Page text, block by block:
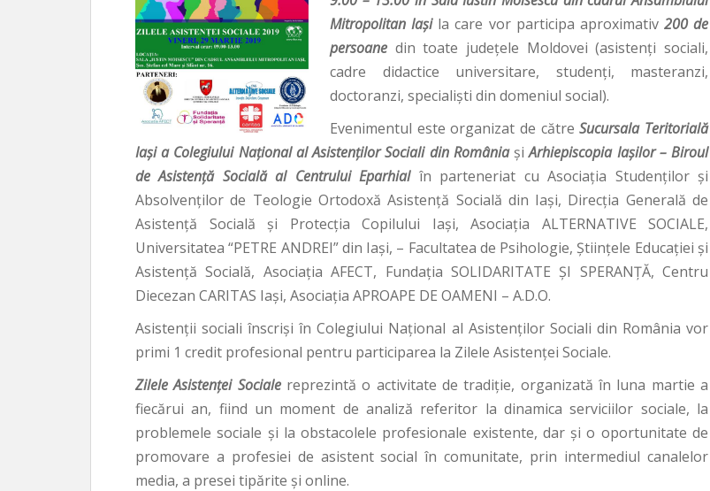
Mitropolitan Iași la care vor participa aproximativ 200 de
persoane din toate județele Moldovei (asistenţi sociali,
cadre didactice universitare, studenţi, masteranzi,
doctoranzi, specialiști din domeniul social).
Evenimentul este organizat de cătreSucursala Teritorială
Iași a Colegiului Național al Asistenților Sociali din RomâniașiArhiepiscopia Iașilor – Biroul
de Asistență Socială al Centrului Eparhialîn parteneriat cu Asociația Studenților și
Absolvenților de Teologie Ortodoxă Asistență Socială din Iași, Direcţia Generală de
Asistenţă Socială şi Protecţia Copilului Iaşi, Asociația ALTERNATIVE SOCIALE,
Universitatea “PETRE ANDREI” din Iași, – Facultatea de Psihologie, Științele Educației și
Asistență Socială, Asociația AFECT, Fundația SOLIDARITATE ȘI SPERANȚĂ, Centru
Diecezan CARITAS Iași, Asociația APROAPE DE OAMENI – A.D.O.
Asistenţii sociali înscrişi în Colegiului Naţional al Asistenţilor Sociali din România vor
primi 1 credit profesional pentru participarea la Zilele Asistenţei Sociale.
Zilele Asistenţei Socialereprezintă o activitate de tradiție, organizată în luna martie a
fiecărui an, fiind un moment de analiză referitor la dinamica serviciilor sociale, la
problemele sociale și la obstacolele profesionale existente, dar și o oportunitate de
promovare a profesiei de asistent social în comunitate, prin intermediul canalelor
media, a presei tipărite și online.